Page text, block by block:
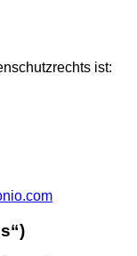
ist: